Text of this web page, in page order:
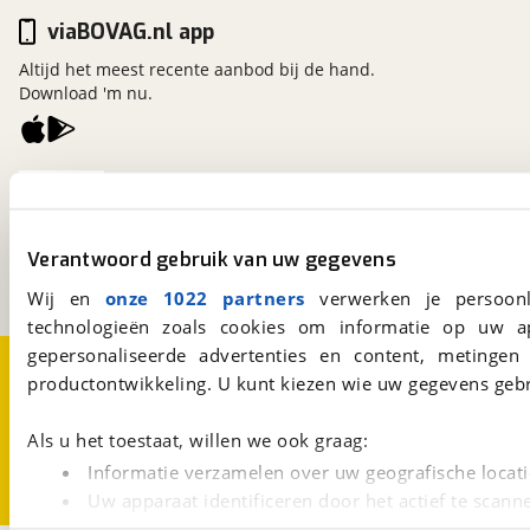
Verantwoord gebruik van uw gegevens
Wij en onze 1022 partners verwerken je
technologieën zoals cookies om informatie op
gepersonaliseerde advertenties en content,
productontwikkeling. U kunt kiezen wie uw gegevens
Als u het toestaat, willen we ook graag:
Informatie verzamelen over uw geografische
Uw apparaat identificeren door het actief te
Een initiatief van
viaBOVAG.nl app
Altijd het meest recente aanbod bij de hand.
Download 'm nu.
Over viaBOVAG.nlDisclaimer- en Privacyverklaring
CookievoorkeurenVacatures